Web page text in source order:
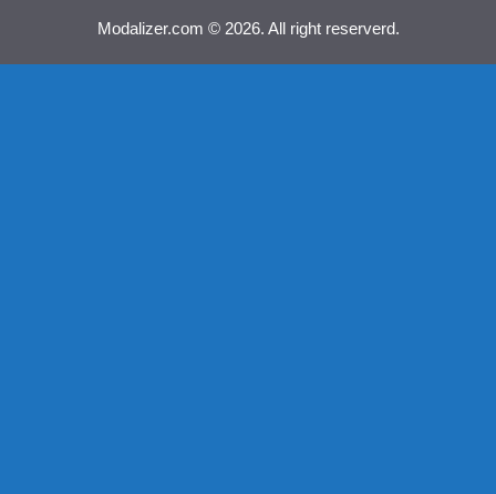
Modalizer.com © 2026. All right reserverd.